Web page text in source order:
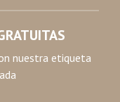
nuestra etiqueta